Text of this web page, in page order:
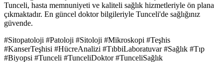
Tunceli, hasta memnuniyeti ve kaliteli sağlık hizmetleriyle ön plana
çıkmaktadır. En güncel doktor bilgileriyle Tunceli'de sağlığınız
güvende.
#Sitopatoloji #Patoloji #Sitoloji #Mikroskopi #Teşhis
#KanserTeşhisi #HücreAnalizi #TıbbiLaboratuvar #Sağlık #Tıp
#Biyopsi #Tunceli #TunceliDoktor #TunceliSağlık